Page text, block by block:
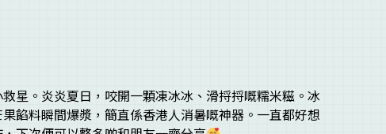
星。炎炎夏日，咬開一顆凍冰冰、滑捋捋嘅糯米糍。冰
餡料瞬間爆漿，簡直係香港人消暑嘅神器。一直都好想